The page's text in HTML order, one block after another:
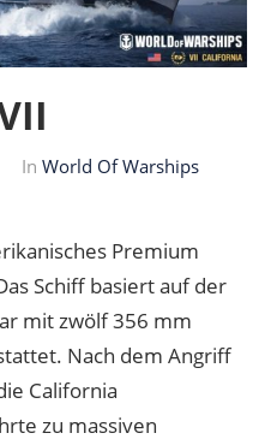
Von
In World Of Warships
Premium
Schiff basiert auf der
mit zwölf 356 mm
Nach dem Angriff
California
zu massiven